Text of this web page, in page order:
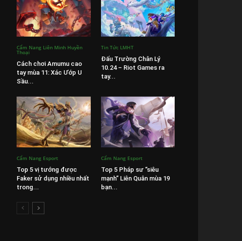
Cẩm Nang Liên Minh Huyền
Thoại
Cách chơi Amumu cao
tay mùa 11: Xác Ướp U
Sầu...
Tin Tức LMHT
Đấu Trường Chân Lý
10.24 – Riot Games ra
tay...
Cẩm Nang Esport
Top 5 vị tướng được
Faker sử dụng nhiều nhất
trong...
Cẩm Nang Esport
Top 5 Pháp sư “siêu
mạnh” Liên Quân mùa 19
bạn...